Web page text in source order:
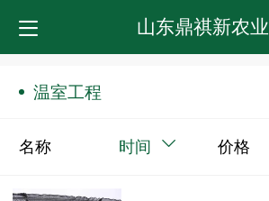
山东鼎祺新农业
温室工程
名称 时间 价格